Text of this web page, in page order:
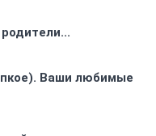
Ваши любимые